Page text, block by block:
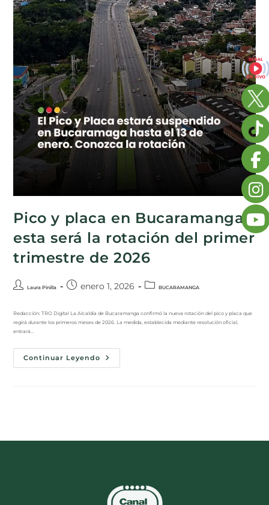
Pico y placa en Bucaramanga:
esta será la rotación del primer
trimestre de 2026
Laura Pinilla enero 1, 2026 BUCARAMANGA
Redacción: TRO Digital La Alcaldía de Bucaramanga confirmó la nueva rotación del pico y placa que
regirá durante los primeros meses de 2026. La medida, establecida mediante resolución oficial,
entrará…
Continuar Leyendo